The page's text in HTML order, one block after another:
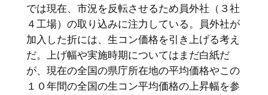
では現在、市況を反転させるため員外社（３社
４工場）の取り込みに注力している。員外社が
加入した折には、生コン価格を引き上げる考え
だ。上げ幅や実施時期についてはまだ白紙だ
が、現在の全国の県庁所在地の平均価格やこの
１０年間の全国の生コン平均価格の上昇幅を参